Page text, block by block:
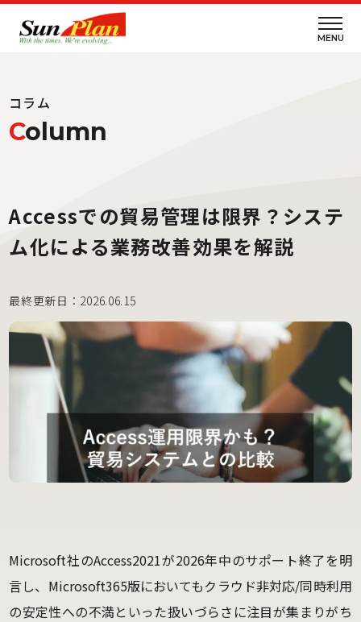
MENU
コラム
Column
Accessでの貿易管理は限界？システ
ム化による業務改善効果を解説
最終更新日：2026.06.15
Microsoft社のAccess2021が2026年中のサポート終了を明
言し、Microsoft365版においてもクラウド非対応/同時利用
の安定性への不満といった扱いづらさに注目が集まりがち